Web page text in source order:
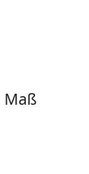
Maß